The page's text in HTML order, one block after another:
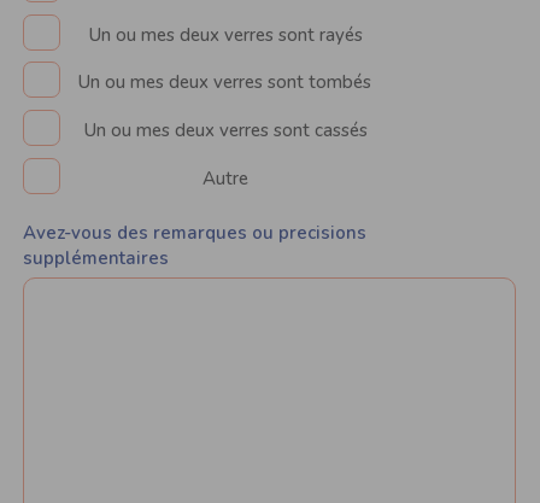
Un ou mes deux verres sont rayés
Un ou mes deux verres sont tombés
Un ou mes deux verres sont cassés
Autre
Avez-vous des remarques ou precisions
supplémentaires